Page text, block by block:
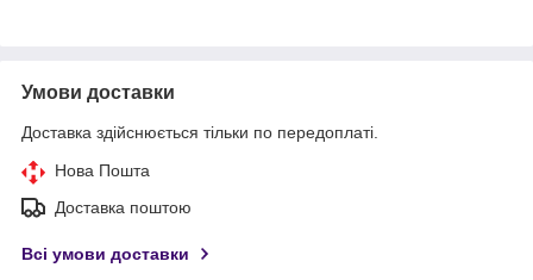
Умови доставки
Доставка здійснюється тільки по передоплаті.
Нова Пошта
Доставка поштою
Всі умови доставки